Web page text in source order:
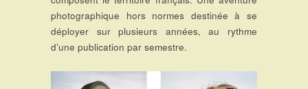
photographique hors normes destinée à se
déployer sur plusieurs années, au rythme
d’une publication par semestre.